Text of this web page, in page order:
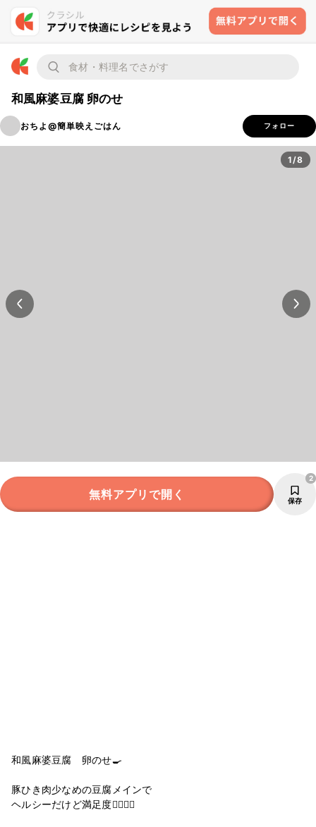
和風麻婆豆腐 卵のせ
おちよ@簡単映えごはん フォロー
1/8
無料アプリで開く 保存
2
和風麻婆豆腐 卵のせ🍳
豚ひき肉少なめの豆腐メインで
ヘルシーだけど満足度🙆🏽‍♀️✨